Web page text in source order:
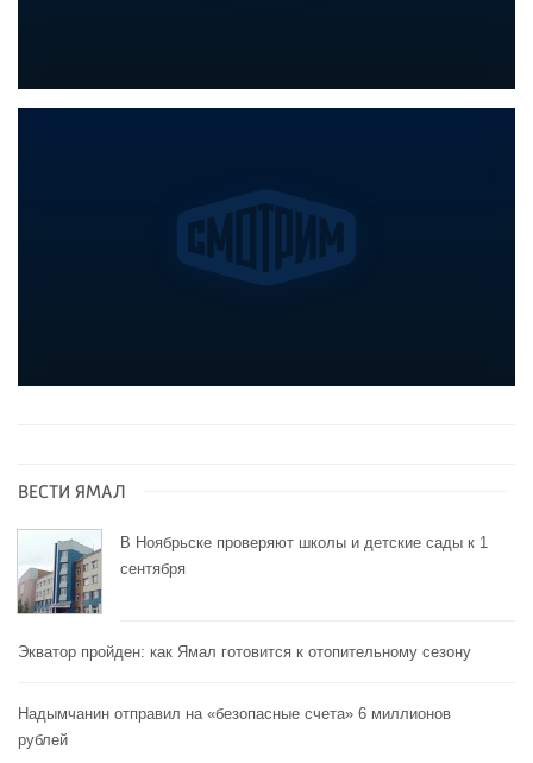
ВЕСТИ ЯМАЛ
В Ноябрьске проверяют школы и детские сады к 1
сентября
Экватор пройден: как Ямал готовится к отопительному сезону
Надымчанин отправил на «безопасные счета» 6 миллионов
рублей